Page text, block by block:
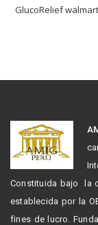
GlucoRelief walmart
Constituida bajo la
establecida por la
fines de lucro.